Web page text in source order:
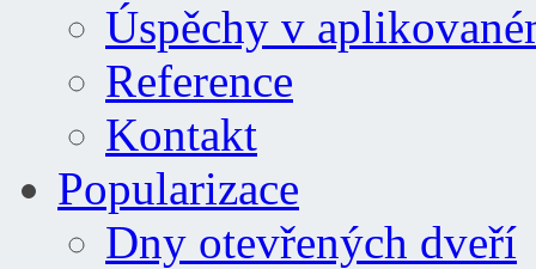
Úspěchy v
Reference
Kontakt
Popularizace
Dny otevřených dveří